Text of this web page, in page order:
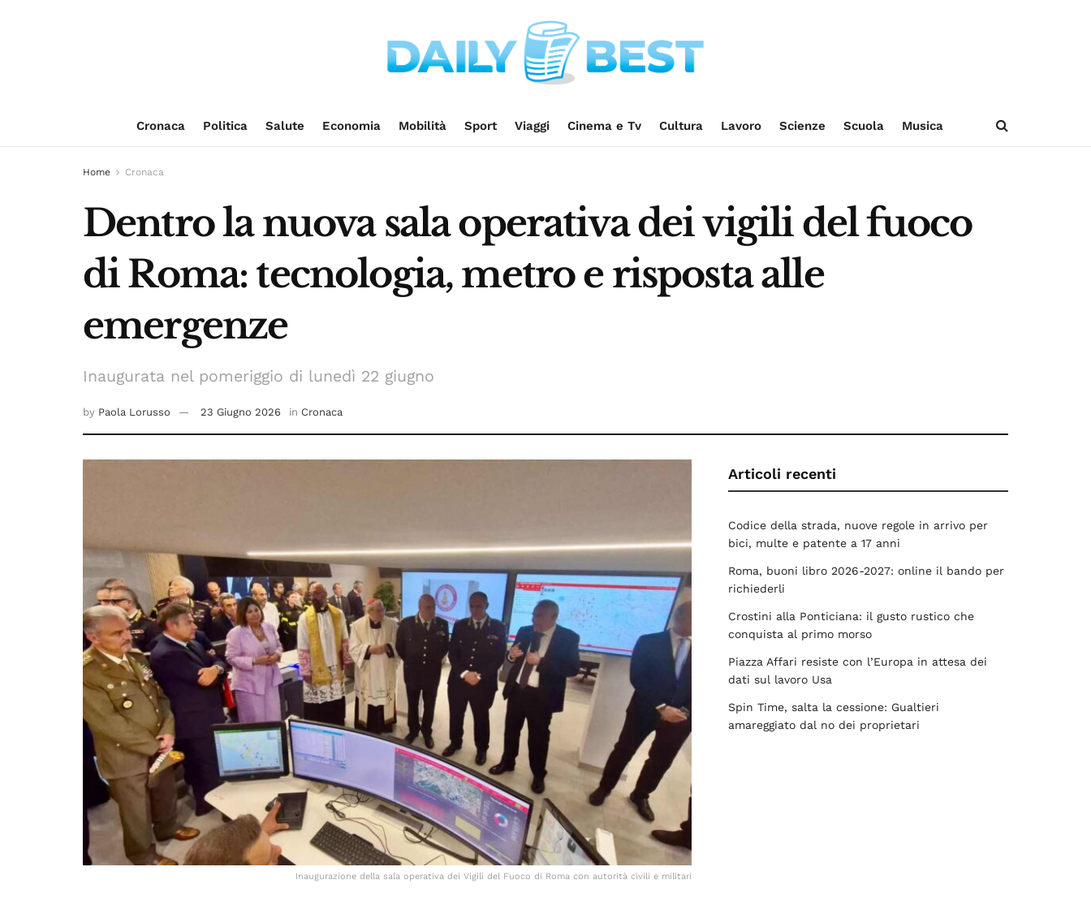
Cronaca Politica Salute Economia Mobilità Sport Viaggi Cinema e Tv Cultura Lavoro Scienze Scuola Musica
Home Cronaca
Dentro la nuova sala operativa dei vigili del fuoco
di Roma: tecnologia, metro e risposta alle
emergenze
Inaugurata nel pomeriggio di lunedì 22 giugno
by Paola Lorusso 23 Giugno 2026 in Cronaca
Inaugurazione della sala operativa dei Vigili del Fuoco di Roma con autorità civili e militari
Articoli recenti
Codice della strada, nuove regole in arrivo per
bici, multe e patente a 17 anni
Roma, buoni libro 2026-2027: online il bando per
richiederli
Crostini alla Ponticiana: il gusto rustico che
conquista al primo morso
Piazza Affari resiste con l’Europa in attesa dei
dati sul lavoro Usa
Spin Time, salta la cessione: Gualtieri
amareggiato dal no dei proprietari